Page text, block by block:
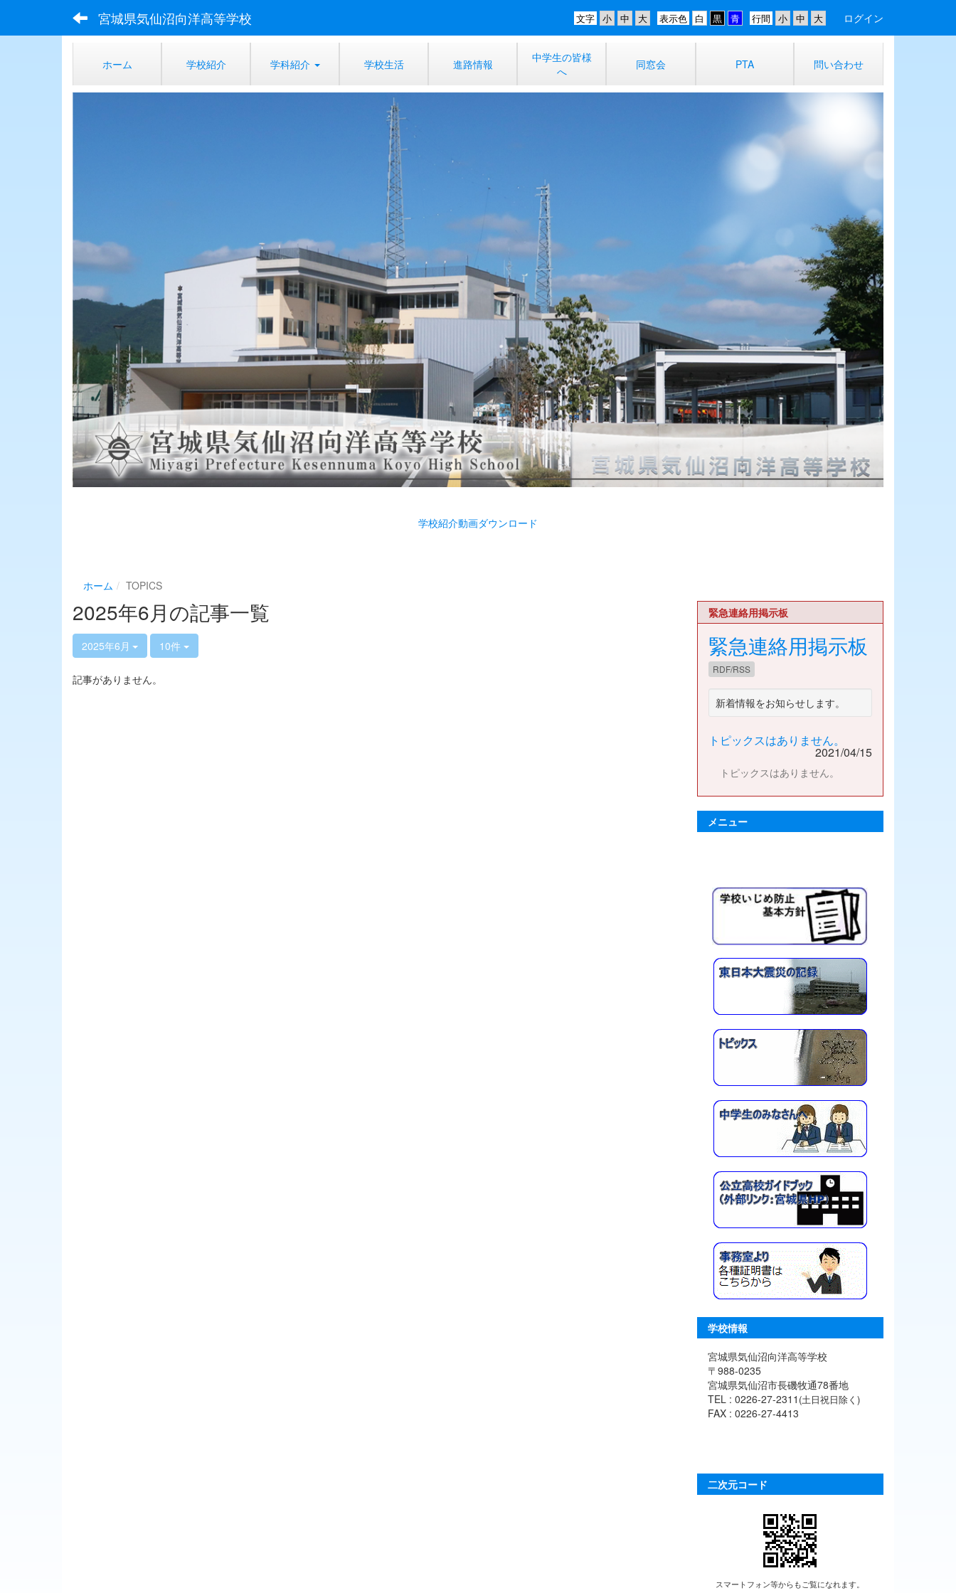
宮城県気仙沼向洋高等学校 行間
表示色
文字 ログイン
ホーム 学校紹介 学科紹介 学校生活 進路情報
中学生の皆様
へ
同窓会 PTA 問い合わせ
学校紹介動画ダウンロード
ホーム TOPICS
2025年6月の記事一覧
2025年6月 10件
記事がありません。
緊急連絡用掲示板
緊急連絡用掲示板
RDF/RSS
新着情報をお知らせします。
トピックスはありません。
2021/04/15
トピックスはありません。
メニュー
学校情報
宮城県気仙沼向洋高等学校
〒988-0235
宮城県気仙沼市長磯牧通78番地
TEL : 0226-27-2311 (土日祝日除く)
FAX : 0226-27-4413
二次元コード
スマートフォン等からもご覧になれます。